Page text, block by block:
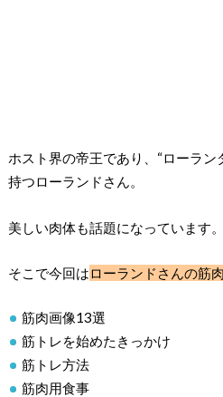
ホスト界の帝王であり、“ローラン
持つローランドさん。
美しい肉体も話題になっています。
そこで今回はローランドさんの筋肉
筋肉画像13選
筋トレを始めたきっかけ
筋トレ方法
筋肉用食事